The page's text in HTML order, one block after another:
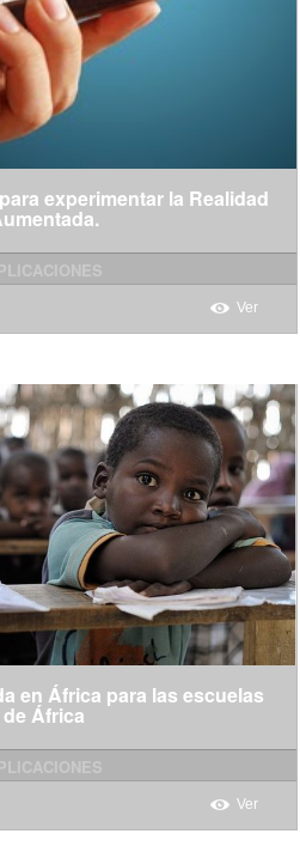
experimentar la Realidad
Ver
en África para las escuelas
de África
Ver